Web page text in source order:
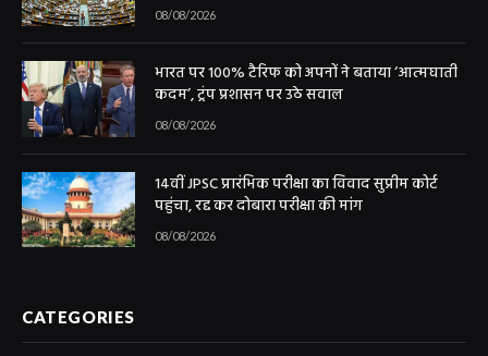
08/08/2026
भारत पर 100% टैरिफ को अपनों ने बताया ‘आत्मघाती
कदम’, ट्रंप प्रशासन पर उठे सवाल
08/08/2026
14वीं JPSC प्रारंभिक परीक्षा का विवाद सुप्रीम कोर्ट
पहुंचा, रद्द कर दोबारा परीक्षा की मांग
08/08/2026
CATEGORIES